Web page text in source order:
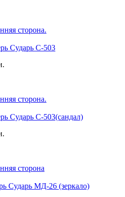
Сударь С-503
Сударь С-503(сандал)
Сударь МД-26 (зеркало)